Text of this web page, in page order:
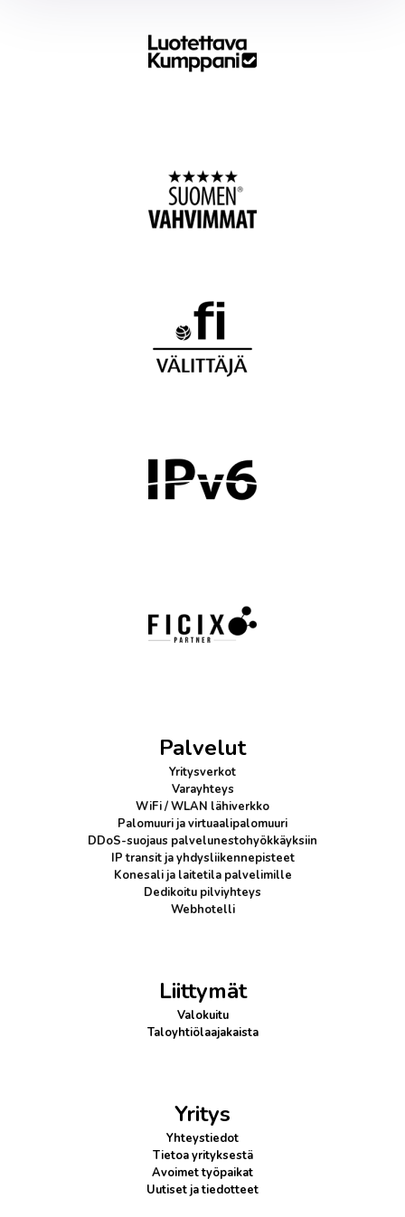
Palvelut
Yritysverkot
Varayhteys
WiFi / WLAN lähiverkko
Palomuuri ja virtuaalipalomuuri
DDoS-suojaus palvelunestohyökkäyksiin
IP transitja yhdysliikennepisteet
Konesali ja laitetila palvelimille
Dedikoitu pilviyhteys
Webhotelli
Liittymät
Valokuitu
Taloyhtiölaajakaista
Yritys
Yhteystiedot
Tietoa yrityksestä
Avoimet työpaikat
Uutiset ja tiedotteet